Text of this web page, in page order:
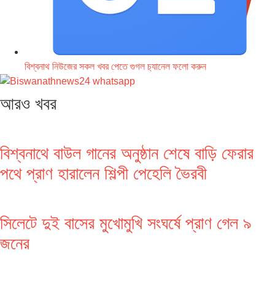
বিশ্বনাথ নিউজের সকল খবর পেতে গুগল চ‌্যানেল ফলো করুন
আরও খবর
বিশ্বনাথে বাউল গানের অনুষ্ঠান শেষে বাড়ি ফেরার
পথে প্রাণ হারালেন শিল্পী পেহেলি ভৈরবী
সিলেটে দুই বাসের মুখোমুখি সংঘর্ষে প্রাণ গেল ৯
জনের